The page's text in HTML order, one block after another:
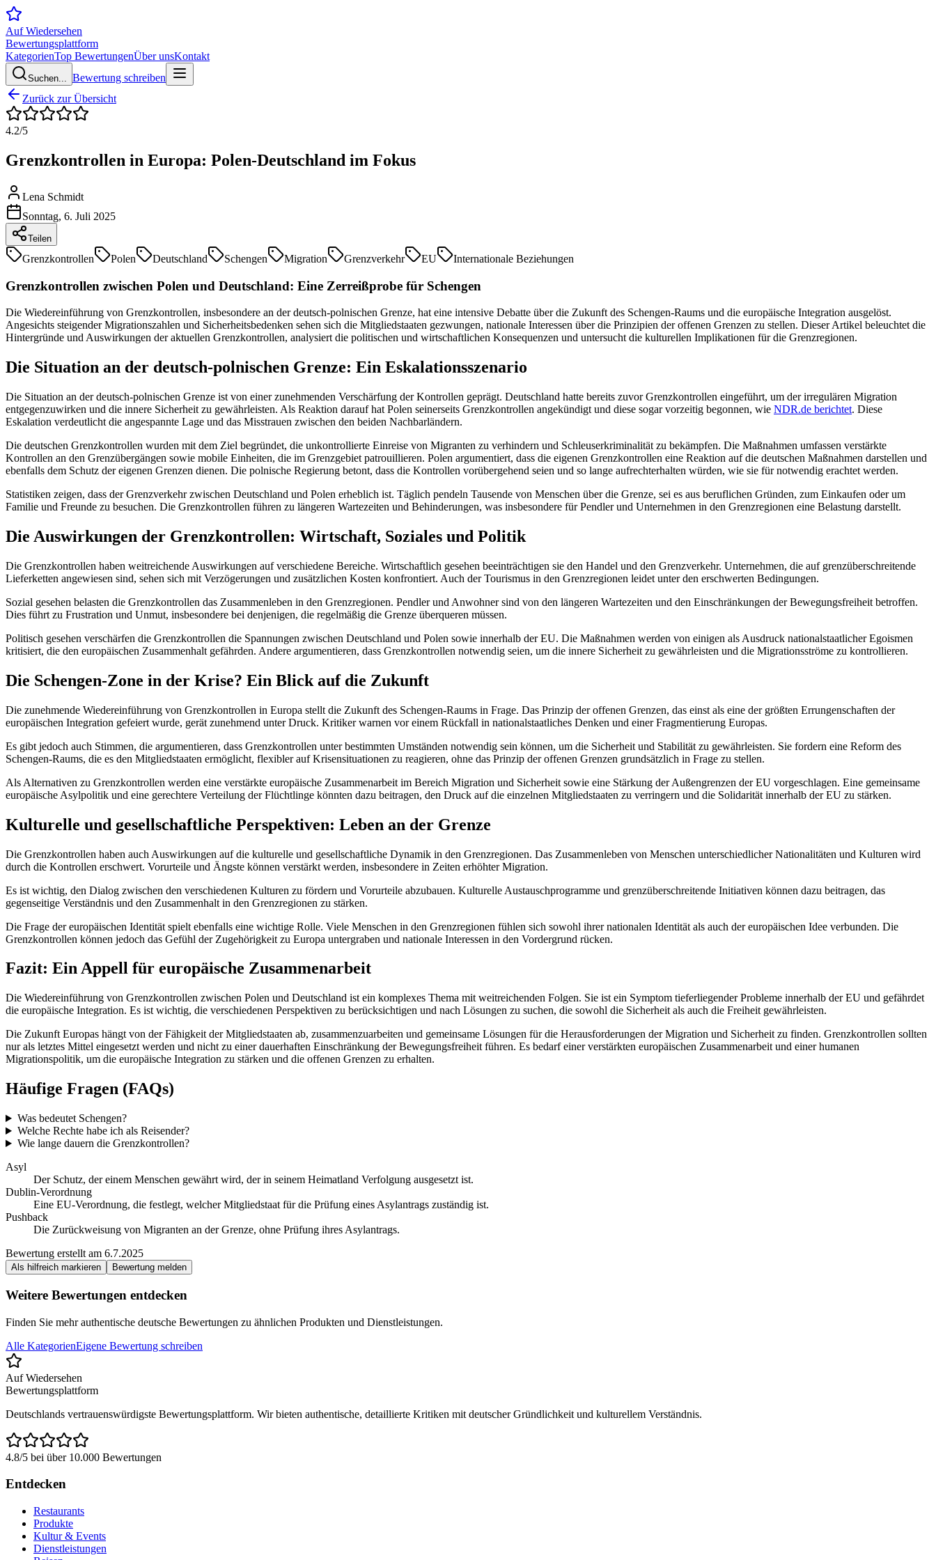
Auf Wiedersehen
Bewertungsplattform
KategorienTop BewertungenÜber unsKontakt
Suchen... Bewertung schreiben
Zurück zur Übersicht
4.2/5
Grenzkontrollen in Europa: Polen-Deutschland im Fokus
Lena Schmidt
Sonntag, 6. Juli 2025
Teilen
Grenzkontrollen Polen Deutschland Schengen Migration Grenzverkehr EU Internationale Beziehungen
Grenzkontrollen zwischen Polen und Deutschland: Eine Zerreißprobe für Schengen
Die Wiedereinführung von Grenzkontrollen, insbesondere an der deutsch-polnischen Grenze, hat eine intensive Debatte über die Zukunft des Schengen-Raums und die europäische Integration ausgelöst.
Angesichts steigender Migrationszahlen und Sicherheitsbedenken sehen sich die Mitgliedstaaten gezwungen, nationale Interessen über die Prinzipien der offenen Grenzen zu stellen. Dieser Artikel beleuchtet die
Hintergründe und Auswirkungen der aktuellen Grenzkontrollen, analysiert die politischen und wirtschaftlichen Konsequenzen und untersucht die kulturellen Implikationen für die Grenzregionen.
Die Situation an der deutsch-polnischen Grenze: Ein Eskalationsszenario
Die Situation an der deutsch-polnischen Grenze ist von einer zunehmenden Verschärfung der Kontrollen geprägt. Deutschland hatte bereits zuvor Grenzkontrollen eingeführt, um der irregulären Migration
entgegenzuwirken und die innere Sicherheit zu gewährleisten. Als Reaktion darauf hat Polen seinerseits Grenzkontrollen angekündigt und diese sogar vorzeitig begonnen, wie NDR.de berichtet. Diese
Eskalation verdeutlicht die angespannte Lage und das Misstrauen zwischen den beiden Nachbarländern.
Die deutschen Grenzkontrollen wurden mit dem Ziel begründet, die unkontrollierte Einreise von Migranten zu verhindern und Schleuserkriminalität zu bekämpfen. Die Maßnahmen umfassen verstärkte
Kontrollen an den Grenzübergängen sowie mobile Einheiten, die im Grenzgebiet patrouillieren. Polen argumentiert, dass die eigenen Grenzkontrollen eine Reaktion auf die deutschen Maßnahmen darstellen und
ebenfalls dem Schutz der eigenen Grenzen dienen. Die polnische Regierung betont, dass die Kontrollen vorübergehend seien und so lange aufrechterhalten würden, wie sie für notwendig erachtet werden.
Statistiken zeigen, dass der Grenzverkehr zwischen Deutschland und Polen erheblich ist. Täglich pendeln Tausende von Menschen über die Grenze, sei es aus beruflichen Gründen, zum Einkaufen oder um
Familie und Freunde zu besuchen. Die Grenzkontrollen führen zu längeren Wartezeiten und Behinderungen, was insbesondere für Pendler und Unternehmen in den Grenzregionen eine Belastung darstellt.
Die Auswirkungen der Grenzkontrollen: Wirtschaft, Soziales und Politik
Die Grenzkontrollen haben weitreichende Auswirkungen auf verschiedene Bereiche. Wirtschaftlich gesehen beeinträchtigen sie den Handel und den Grenzverkehr. Unternehmen, die auf grenzüberschreitende
Lieferketten angewiesen sind, sehen sich mit Verzögerungen und zusätzlichen Kosten konfrontiert. Auch der Tourismus in den Grenzregionen leidet unter den erschwerten Bedingungen.
Sozial gesehen belasten die Grenzkontrollen das Zusammenleben in den Grenzregionen. Pendler und Anwohner sind von den längeren Wartezeiten und den Einschränkungen der Bewegungsfreiheit betroffen.
Dies führt zu Frustration und Unmut, insbesondere bei denjenigen, die regelmäßig die Grenze überqueren müssen.
Politisch gesehen verschärfen die Grenzkontrollen die Spannungen zwischen Deutschland und Polen sowie innerhalb der EU. Die Maßnahmen werden von einigen als Ausdruck nationalstaatlicher Egoismen
kritisiert, die den europäischen Zusammenhalt gefährden. Andere argumentieren, dass Grenzkontrollen notwendig seien, um die innere Sicherheit zu gewährleisten und die Migrationsströme zu kontrollieren.
Die Schengen-Zone in der Krise? Ein Blick auf die Zukunft
Die zunehmende Wiedereinführung von Grenzkontrollen in Europa stellt die Zukunft des Schengen-Raums in Frage. Das Prinzip der offenen Grenzen, das einst als eine der größten Errungenschaften der
europäischen Integration gefeiert wurde, gerät zunehmend unter Druck. Kritiker warnen vor einem Rückfall in nationalstaatliches Denken und einer Fragmentierung Europas.
Es gibt jedoch auch Stimmen, die argumentieren, dass Grenzkontrollen unter bestimmten Umständen notwendig sein können, um die Sicherheit und Stabilität zu gewährleisten. Sie fordern eine Reform des
Schengen-Raums, die es den Mitgliedstaaten ermöglicht, flexibler auf Krisensituationen zu reagieren, ohne das Prinzip der offenen Grenzen grundsätzlich in Frage zu stellen.
Als Alternativen zu Grenzkontrollen werden eine verstärkte europäische Zusammenarbeit im Bereich Migration und Sicherheit sowie eine Stärkung der Außengrenzen der EU vorgeschlagen. Eine gemeinsame
europäische Asylpolitik und eine gerechtere Verteilung der Flüchtlinge könnten dazu beitragen, den Druck auf die einzelnen Mitgliedstaaten zu verringern und die Solidarität innerhalb der EU zu stärken.
Kulturelle und gesellschaftliche Perspektiven: Leben an der Grenze
Die Grenzkontrollen haben auch Auswirkungen auf die kulturelle und gesellschaftliche Dynamik in den Grenzregionen. Das Zusammenleben von Menschen unterschiedlicher Nationalitäten und Kulturen wird
durch die Kontrollen erschwert. Vorurteile und Ängste können verstärkt werden, insbesondere in Zeiten erhöhter Migration.
Es ist wichtig, den Dialog zwischen den verschiedenen Kulturen zu fördern und Vorurteile abzubauen. Kulturelle Austauschprogramme und grenzüberschreitende Initiativen können dazu beitragen, das
gegenseitige Verständnis und den Zusammenhalt in den Grenzregionen zu stärken.
Die Frage der europäischen Identität spielt ebenfalls eine wichtige Rolle. Viele Menschen in den Grenzregionen fühlen sich sowohl ihrer nationalen Identität als auch der europäischen Idee verbunden. Die
Grenzkontrollen können jedoch das Gefühl der Zugehörigkeit zu Europa untergraben und nationale Interessen in den Vordergrund rücken.
Fazit: Ein Appell für europäische Zusammenarbeit
Die Wiedereinführung von Grenzkontrollen zwischen Polen und Deutschland ist ein komplexes Thema mit weitreichenden Folgen. Sie ist ein Symptom tieferliegender Probleme innerhalb der EU und gefährdet
die europäische Integration. Es ist wichtig, die verschiedenen Perspektiven zu berücksichtigen und nach Lösungen zu suchen, die sowohl die Sicherheit als auch die Freiheit gewährleisten.
Die Zukunft Europas hängt von der Fähigkeit der Mitgliedstaaten ab, zusammenzuarbeiten und gemeinsame Lösungen für die Herausforderungen der Migration und Sicherheit zu finden. Grenzkontrollen sollten
nur als letztes Mittel eingesetzt werden und nicht zu einer dauerhaften Einschränkung der Bewegungsfreiheit führen. Es bedarf einer verstärkten europäischen Zusammenarbeit und einer humanen
Migrationspolitik, um die europäische Integration zu stärken und die offenen Grenzen zu erhalten.
Häufige Fragen (FAQs)
Was bedeutet Schengen?
Welche Rechte habe ich als Reisender?
Wie lange dauern die Grenzkontrollen?
Asyl
Der Schutz, der einem Menschen gewährt wird, der in seinem Heimatland Verfolgung ausgesetzt ist.
Dublin-Verordnung
Eine EU-Verordnung, die festlegt, welcher Mitgliedstaat für die Prüfung eines Asylantrags zuständig ist.
Pushback
Die Zurückweisung von Migranten an der Grenze, ohne Prüfung ihres Asylantrags.
Bewertung erstellt am 6.7.2025
Als hilfreich markieren Bewertung melden
Weitere Bewertungen entdecken
Finden Sie mehr authentische deutsche Bewertungen zu ähnlichen Produkten und Dienstleistungen.
Alle KategorienEigene Bewertung schreiben
Auf Wiedersehen
Bewertungsplattform
Deutschlands vertrauenswürdigste Bewertungsplattform. Wir bieten authentische, detaillierte Kritiken mit deutscher Gründlichkeit und kulturellem Verständnis.
4.8/5 bei über 10.000 Bewertungen
Entdecken
Restaurants
Produkte
Kultur & Events
Dienstleistungen